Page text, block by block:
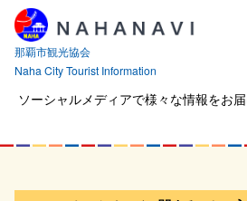
那覇市観光協会
Naha City Tourist Information
ソーシャルメディアで様々な情報をお届